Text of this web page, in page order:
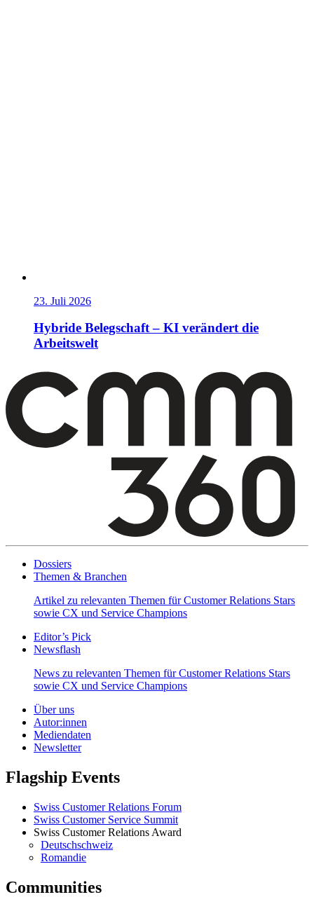
23. Juli 2026
Hybride Belegschaft – KI verändert die
Arbeitswelt
Dossiers
Themen & Branchen
Artikel zu relevanten Themen für Customer Relations Stars
sowie CX und Service Champions
Editor’s Pick
Newsflash
News zu relevanten Themen für Customer Relations Stars
sowie CX und Service Champions
Über uns
Autor:innen
Mediendaten
Newsletter
Flagship Events
Swiss Customer Relations Forum
Swiss Customer Service Summit
Swiss Customer Relations Award
Deutschschweiz
Romandie
Communities